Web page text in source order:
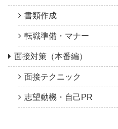
書類作成
転職準備・マナー
面接対策（本番編）
面接テクニック
志望動機・自己PR